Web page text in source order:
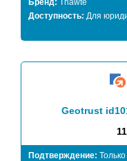
Бренд: Thawte
Доступность: Для
Geotrust
Подтверждение: